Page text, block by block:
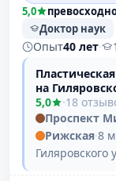
5,0
Доктор наук
Опыт40 лет·
на
5,0
·18
Проспект
Рижская·8
Гиляровского